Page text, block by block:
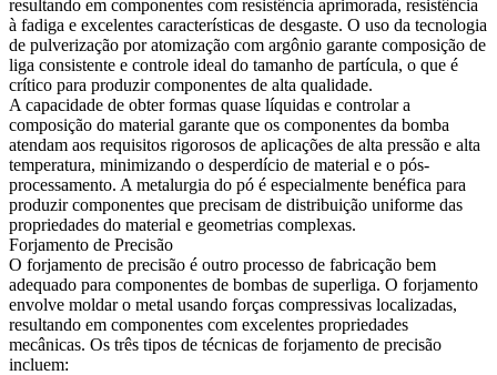
resultando em componentes com resistência aprimorada, resistência
à fadiga e excelentes características de desgaste. O uso da tecnologia
de pulverização por atomização com argônio garante composição de
liga consistente e controle ideal do tamanho de partícula, o que é
crítico para produzir componentes de alta qualidade.
A capacidade de obter formas quase líquidas e controlar a
composição do material garante que os componentes da bomba
atendam aos requisitos rigorosos de aplicações de alta pressão e alta
temperatura, minimizando o desperdício de material e o pós-
processamento. A metalurgia do pó é especialmente benéfica para
produzir componentes que precisam de distribuição uniforme das
propriedades do material e geometrias complexas.
Forjamento de Precisão
O forjamento de precisão é outro processo de fabricação bem
adequado para componentes de bombas de superliga. O forjamento
envolve moldar o metal usando forças compressivas localizadas,
resultando em componentes com excelentes propriedades
mecânicas. Os três tipos de técnicas de forjamento de precisão
incluem: